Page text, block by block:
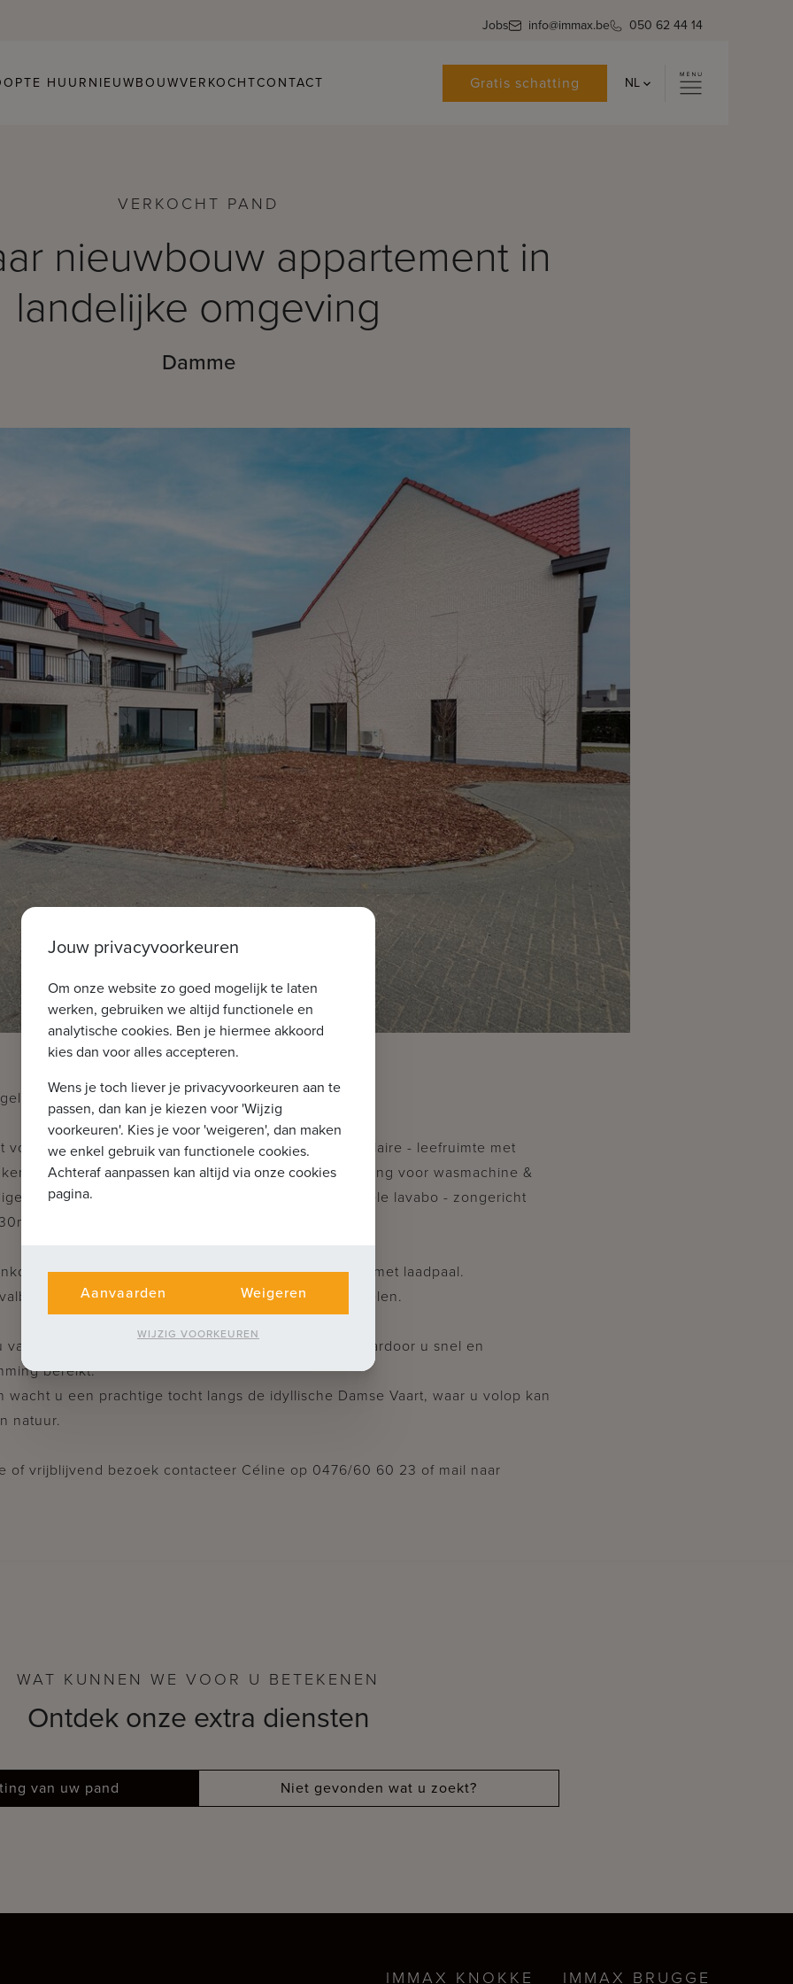
Jobs info@immax.be 050 62 44 14
TE HUURNIEUWBOUWVERKOCHTCONTACT Gratis schatting NL
VERKOCHT PAND
nieuwbouw appartement in
landelijke omgeving
Damme
- ook als investering **
volgende indeling: inkomhal met gastentoilet en vestiaire - leefruimte met
- berging aanpalend aan de keuken met voorziening voor wasmachine &
slaapkamers - badkamer met bad, douche en enkele lavabo - zongericht
van een bovengrondse staanplaats of carport met laadpaal.
zijn voorzien en behoren tot de gemene delen.
een vlotte verbinding naar de N49 en de A11, waardoor u snel en
bereikt.
wacht u een prachtige tocht langs de idyllische Damse Vaart, waar u volop kan
natuur.
of vrijblijvend bezoek contacteer Céline op 0476/60 60 23 of mail naar
WAT KUNNEN WE VOOR U BETEKENEN
Ontdek onze extra diensten
van uw pand Niet gevonden wat u zoekt?
IMMAX KNOKKE IMMAX BRUGGE
Jouw privacyvoorkeuren
Om onze website zo goed mogelijk te laten
werken, gebruiken we altijd functionele en
analytische cookies. Ben je hiermee akkoord
kies dan voor alles accepteren.
Wens je toch liever je privacyvoorkeuren aan te
passen, dan kan je kiezen voor 'Wijzig
voorkeuren'. Kies je voor 'weigeren', dan maken
we enkel gebruik van functionele cookies.
Achteraf aanpassen kan altijd via onze cookies
pagina.
Aanvaarden Weigeren
WIJZIG VOORKEUREN